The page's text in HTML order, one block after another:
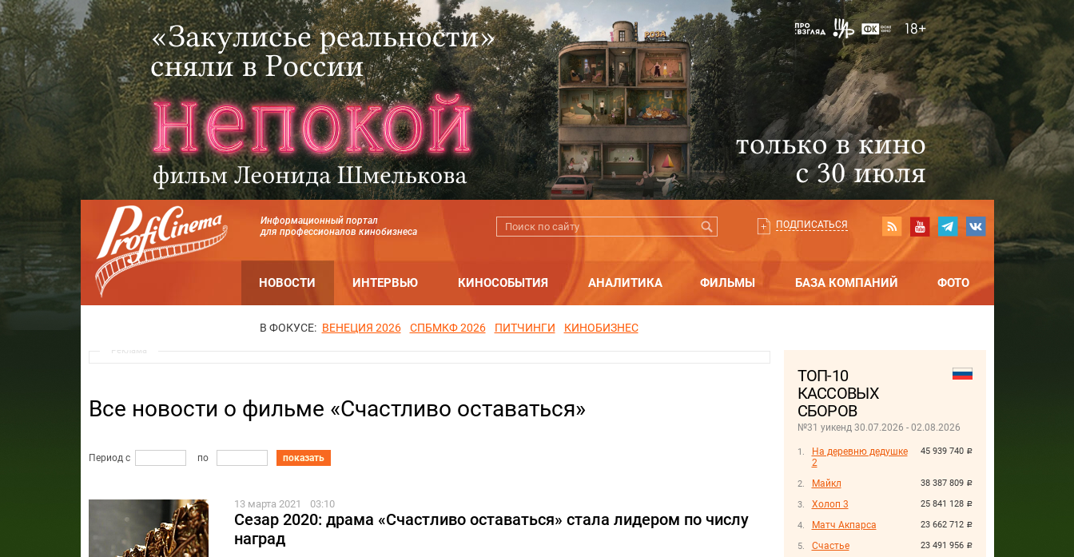
Информационный портал
для профессионалов кинобизнеса
ПОДПИСАТЬСЯ
НОВОСТИ ИНТЕРВЬЮ КИНОСОБЫТИЯ АНАЛИТИКА ФИЛЬМЫ БАЗА КОМПАНИЙ ФОТО
В ФОКУСЕ: ВЕНЕЦИЯ 2026 СПБМКФ 2026 ПИТЧИНГИ КИНОБИЗНЕС
ТОП-10
КАССОВЫХ
СБОРОВ
№31 уикенд 30.07.2026 - 02.08.2026
45 939 740 руб.
На деревню дедушке
2
38 387 809 руб.
Майкл
25 841 128 руб.
Холоп 3
23 662 712 руб.
Матч Акпарса
23 491 956 руб.
Счастье
Реклама
Все новости о фильме «Счастливо оставаться»
Период с по показать
13 марта 2021 03:10
Сезар 2020: драма «Счастливо оставаться» стала лидером по числу
наград